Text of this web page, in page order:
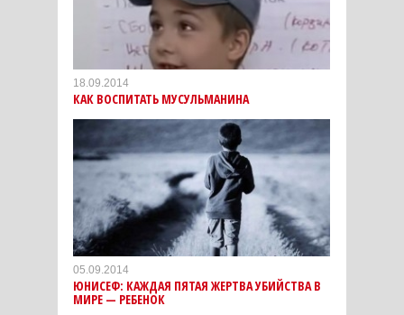
18.09.2014
КАК ВОСПИТАТЬ МУСУЛЬМАНИНА
05.09.2014
ЮНИСЕФ: КАЖДАЯ ПЯТАЯ ЖЕРТВА УБИЙСТВА В
МИРЕ — РЕБЕНОК